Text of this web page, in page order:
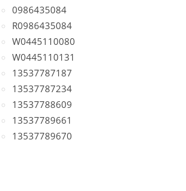
0986435084
R0986435084
W0445110080
W0445110131
13537787187
13537787234
13537788609
13537789661
13537789670